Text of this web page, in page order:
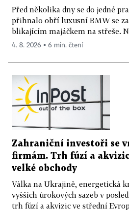
Před několika dny se do jedné
přihnalo obří luxusní BMW se
blikajícím majáčkem na střeše.
4. 8. 2026 ▪ 6 min. čtení
Zahraniční investoři se
firmám. Trh fúzí a
velké obchody
Válka na Ukrajině, energetická
vyšších úrokových sazeb v
trh fúzí a akvizic ve střední